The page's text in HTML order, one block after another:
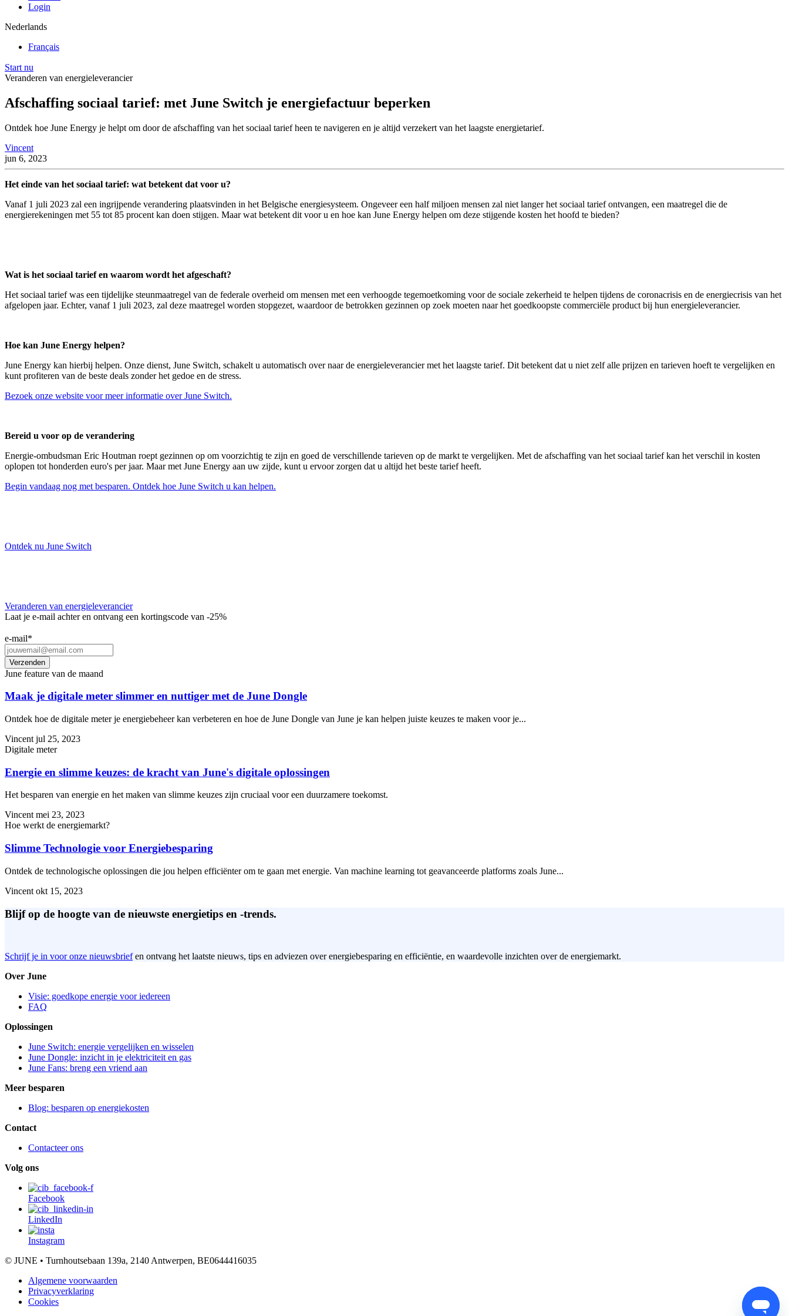
Login
Nederlands
Français
Start nu
Veranderen van energieleverancier
Afschaffing sociaal tarief: met June Switch je energiefactuur beperken
Ontdek hoe June Energy je helpt om door de afschaffing van het sociaal tarief heen te navigeren en je altijd verzekert van het laagste energietarief.
Vincent
jun 6, 2023
Het einde van het sociaal tarief: wat betekent dat voor u?
Vanaf 1 juli 2023 zal een ingrijpende verandering plaatsvinden in het Belgische energiesysteem. Ongeveer een half miljoen mensen zal niet langer het sociaal tarief ontvangen, een maatregel die de
energierekeningen met 55 tot 85 procent kan doen stijgen. Maar wat betekent dit voor u en hoe kan June Energy helpen om deze stijgende kosten het hoofd te bieden?
Wat is het sociaal tarief en waarom wordt het afgeschaft?
Het sociaal tarief was een tijdelijke steunmaatregel van de federale overheid om mensen met een verhoogde tegemoetkoming voor de sociale zekerheid te helpen tijdens de coronacrisis en de energiecrisis van het
afgelopen jaar. Echter, vanaf 1 juli 2023, zal deze maatregel worden stopgezet, waardoor de betrokken gezinnen op zoek moeten naar het goedkoopste commerciële product bij hun energieleverancier.
Hoe kan June Energy helpen?
June Energy kan hierbij helpen. Onze dienst, June Switch, schakelt u automatisch over naar de energieleverancier met het laagste tarief. Dit betekent dat u niet zelf alle prijzen en tarieven hoeft te vergelijken en
kunt profiteren van de beste deals zonder het gedoe en de stress.
Bezoek onze website voor meer informatie over June Switch.
Bereid u voor op de verandering
Energie-ombudsman Eric Houtman roept gezinnen op om voorzichtig te zijn en goed de verschillende tarieven op de markt te vergelijken. Met de afschaffing van het sociaal tarief kan het verschil in kosten
oplopen tot honderden euro's per jaar. Maar met June Energy aan uw zijde, kunt u ervoor zorgen dat u altijd het beste tarief heeft.
Begin vandaag nog met besparen. Ontdek hoe June Switch u kan helpen.
Ontdek nu June Switch
Veranderen van energieleverancier
Laat je e-mail achter en ontvang een kortingscode van -25%
e-mail*
June feature van de maand
Maak je digitale meter slimmer en nuttiger met de June Dongle
Ontdek hoe de digitale meter je energiebeheer kan verbeteren en hoe de June Dongle van June je kan helpen juiste keuzes te maken voor je...
Vincent jul 25, 2023
Digitale meter
Energie en slimme keuzes: de kracht van June's digitale oplossingen
Het besparen van energie en het maken van slimme keuzes zijn cruciaal voor een duurzamere toekomst.
Vincent mei 23, 2023
Hoe werkt de energiemarkt?
Slimme Technologie voor Energiebesparing
Ontdek de technologische oplossingen die jou helpen efficiënter om te gaan met energie. Van machine learning tot geavanceerde platforms zoals June...
Vincent okt 15, 2023
Blijf op de hoogte van de nieuwste energietips en -trends.
Schrijf je in voor onze nieuwsbriefen ontvang het laatste nieuws, tips en adviezen over energiebesparing en efficiëntie, en waardevolle inzichten over de energiemarkt.
Over June
Visie: goedkope energie voor iedereen
FAQ
Oplossingen
June Switch: energie vergelijken en wisselen
June Dongle: inzicht in je elektriciteit en gas
June Fans: breng een vriend aan
Meer besparen
Blog: besparen op energiekosten
Contact
Contacteer ons
Volg ons
Facebook
LinkedIn
Instagram
© JUNE • Turnhoutsebaan 139a, 2140 Antwerpen, BE0644416035
Algemene voorwaarden
Privacyverklaring
Cookies